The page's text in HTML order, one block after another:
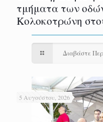
τμήματα των
Κολοκοτρώνη
Διαβάστε
5 Αυγούστου, 2026